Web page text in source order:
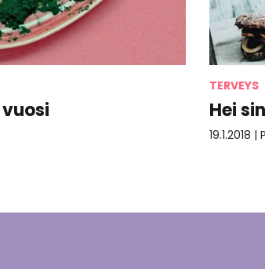
TERVEYS
Hei
19.1.2018 |